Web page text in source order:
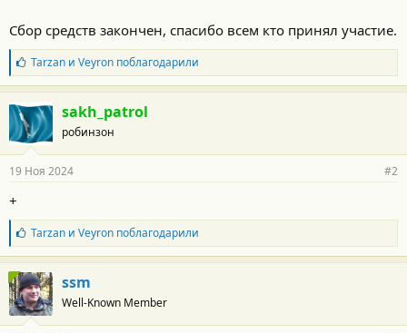
Сбор средств закончен, спасибо всем кто принял участие.
Б
л
а
г
о
д
а
н
т
и
:
Tarzanи Veyronпоблагодарили
sakh_patrol
робинзон
19 Ноя 2024 #2
+
Б
л
а
г
о
д
а
Tarzanи Veyronпоблагодарили
ssm
Well-Known Member